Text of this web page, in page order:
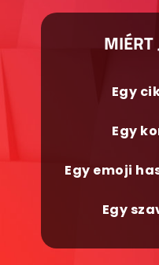
MIÉRT
Egy
Egy
Egy emoji
Egy